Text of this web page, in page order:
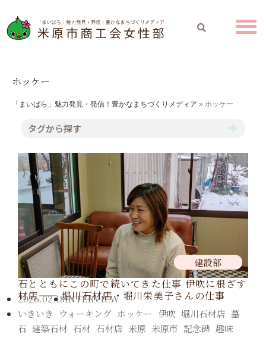
ホッケー
「まいばら」魅力発見・発信！豊かなまちづくりメディア » ホッケー
建設部
石とともにこの町で続いてきた仕事 伊吹に根ざす
材店—— 堀川石材店・堀川栄美子さんの仕事
2026.02.18INTERVIEW
いきいき
ウォーキング ホッケー 伊吹 堀川石材店 墓
石 建築石材 石材 石材店 米原 米原市 記念碑 趣味